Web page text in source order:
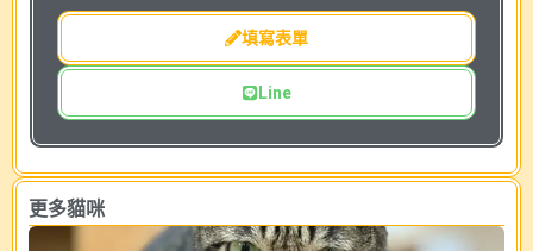
填寫表單
Line
更多貓咪